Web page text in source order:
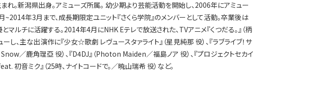
。新潟県出身。アミューズ所属。 幼少期より芸能活動を開始し、2006年にアミュー
~2014年3月まで、成長期限定ユニット『さくら学院』のメンバーとして活動。卒業後は
とマルチに活躍する。2014年4月にNHK Eテレで放送された、TVアニメ『くつだる。』（柄
し、主な出演作に『少女☆歌劇 レヴュースタァライト』（星見純那 役）、『ラブライブ！サ
Snow／鹿角理亞 役）、『D4DJ』（Photon Maiden／福島ノア 役）、『プロジェクトセカイ
初音ミク』（25時、ナイトコードで。／暁山瑞希 役）など。